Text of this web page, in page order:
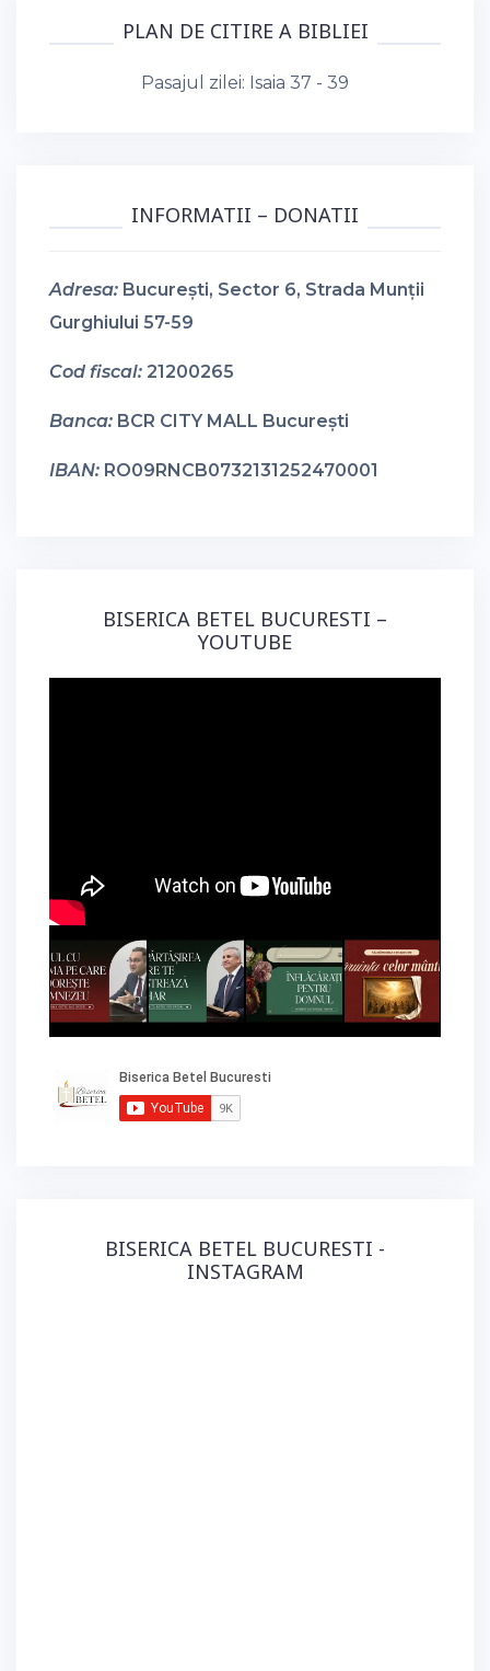
PLAN DE CITIRE A BIBLIEI
Pasajul zilei: Isaia 37 - 39
INFORMATII – DONATII
Adresa: București, Sector 6, Strada Munții
Gurghiului 57-59
Cod fiscal: 21200265
Banca: BCR CITY MALL București
IBAN: RO09RNCB0732131252470001
BISERICA BETEL BUCURESTI –
YOUTUBE
BISERICA BETEL BUCURESTI -
INSTAGRAM